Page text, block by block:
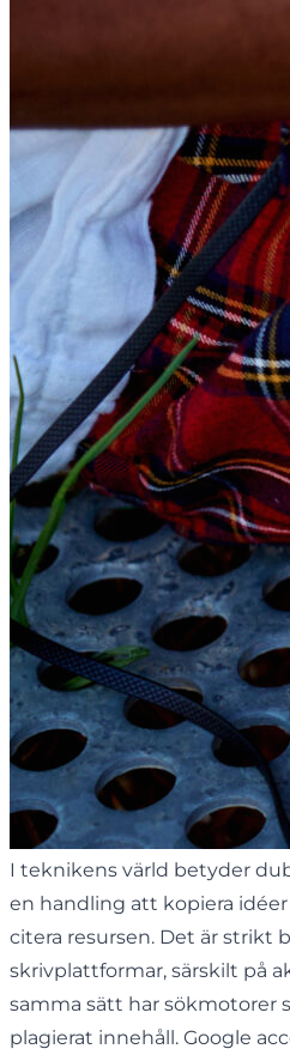
I teknikens värld betyder
en handling att kopiera
citera resursen. Det är strikt
skrivplattformar, särskilt på
samma sätt har sökmotorer
plagierat innehåll. Google